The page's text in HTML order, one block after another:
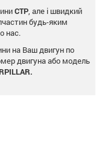
CTP , але і швидкий
будь-яким
нас.
на Ваш двигун по
двигуна або модель